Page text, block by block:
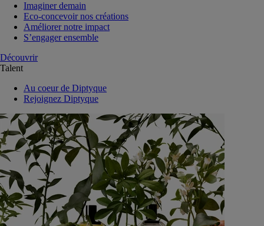
Imaginer demain
Eco-concevoir nos créations
Améliorer notre impact
S’engager ensemble
Découvrir
Talent
Au coeur de Diptyque
Rejoignez Diptyque